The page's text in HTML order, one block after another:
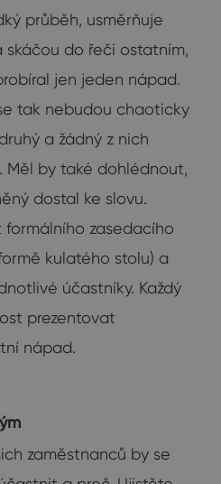
průběh, usměrňuje
do řeči ostatním,
jen jeden nápad.
tak nebudou chaoticky
a žádný z nich
Měl by také dohlédnout,
dostal ke slovu.
formálního zasedacího
kulatého stolu) a
účastníky. Každý
prezentovat
nápad.
zaměstnanců by se